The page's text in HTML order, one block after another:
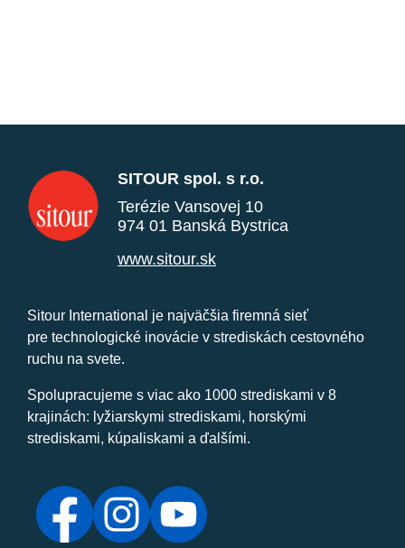
SITOUR spol. s r.o.
Terézie Vansovej 10
974 01 Banská Bystrica
www.sitour.sk
Sitour International je najväčšia firemná sieť
pre technologické inovácie v strediskách cestovného
ruchu na svete.
Spolupracujeme s viac ako 1000 strediskami v 8
krajinách: lyžiarskymi strediskami, horskými
strediskami, kúpaliskami a ďalšími.